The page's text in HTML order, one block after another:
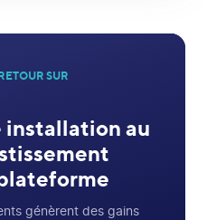
SUR
installation au
génèrent des gains